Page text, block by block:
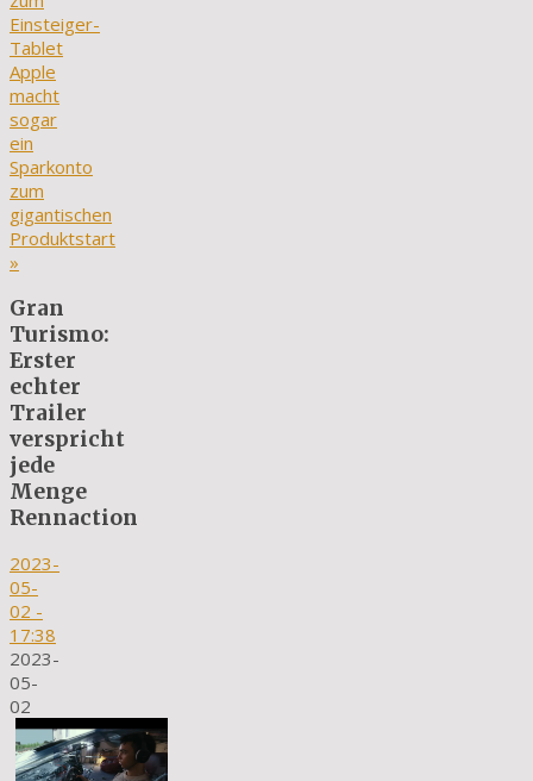
Einsteiger-
Tablet
Apple
macht
sogar
ein
Sparkonto
zum
gigantischen
Produktstart
»
Gran
Turismo:
Erster
echter
Trailer
verspricht
jede
Menge
Rennaction
2023-
05-
02 -
17:38
2023-
05-
02